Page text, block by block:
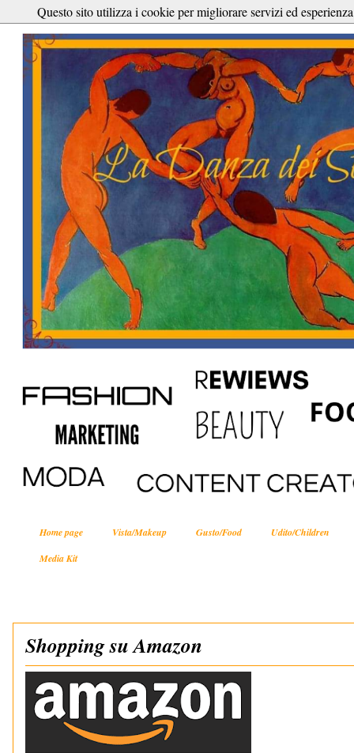
Home page Vista/Makeup Gusto/Food
Udito/Children
Media Kit
Shopping su Amazon
Questo sito utilizza i cookie per migliorare servizi ed